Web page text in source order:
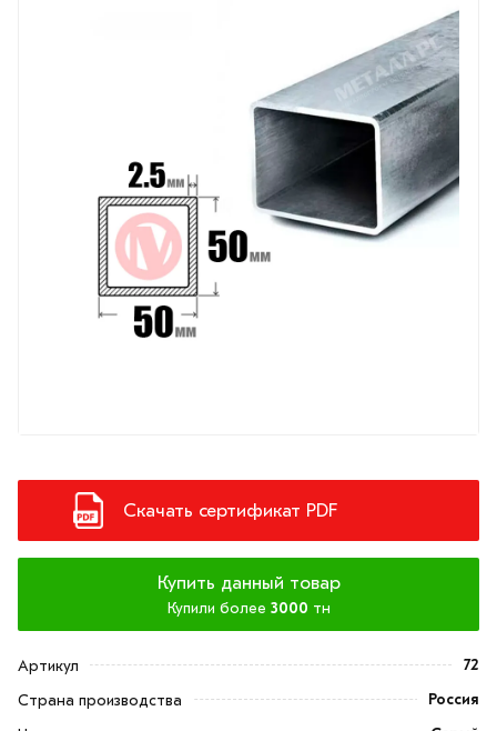
Скачать сертификат PDF
Купить данный товар
Купили более 3000 тн
Артикул
72
Страна производства
Россия